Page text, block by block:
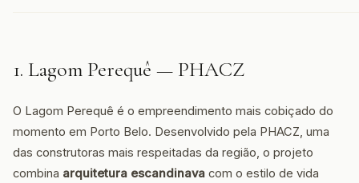
1. Lagom Perequê — PHACZ
O Lagom Perequê é o empreendimento mais cobiçado do
momento em Porto Belo. Desenvolvido pela PHACZ, uma
das construtoras mais respeitadas da região, o projeto
combina arquitetura escandinava com o estilo de vida